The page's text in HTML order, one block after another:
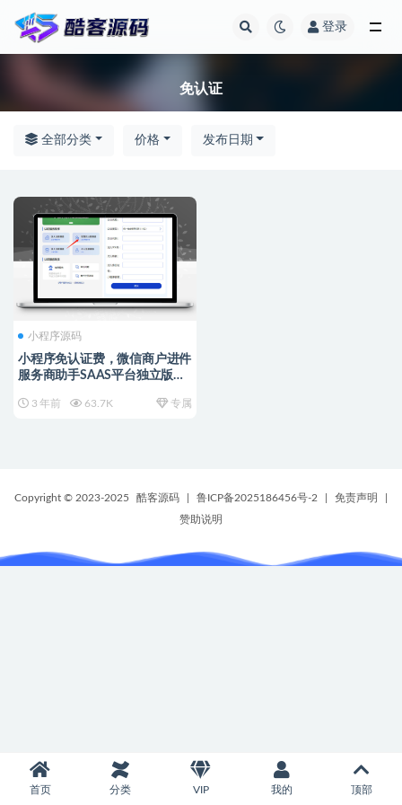
登录
免认证
全部分类 价格 发布日期
小程序源码
小程序免认证费，微信商户进件
服务商助手SAAS平台独立版
3 年前 63.7K 专属
Copyright © 2023-2025 酷客源码 鲁ICP备2025186456号-2 免责声明
赞助说明
首页 分类 VIP 我的 顶部